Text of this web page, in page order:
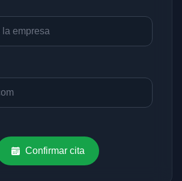
Confirmar cita